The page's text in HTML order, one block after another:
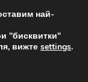
най-
"бисквитки"
вижте settings.